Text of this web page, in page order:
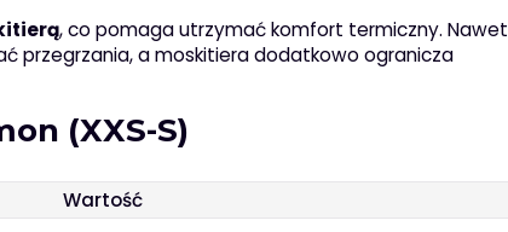
, co pomaga utrzymać komfort termiczny. Nawet
przegrzania, a moskitiera dodatkowo ogranicza
(XXS-S)
Wartość